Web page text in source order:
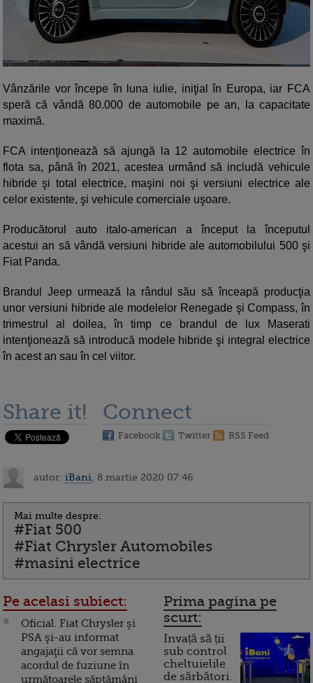
Vânzările vor începe în luna iulie, iniţial în Europa, iar FCA
speră că vândă 80.000 de automobile pe an, la capacitate
maximă.
FCA intenţionează să ajungă la 12 automobile electrice în
flota sa, până în 2021, acestea urmând să includă vehicule
hibride şi total electrice, maşini noi şi versiuni electrice ale
celor existente, şi vehicule comerciale uşoare.
Producătorul auto italo-american a început la începutul
acestui an să vândă versiuni hibride ale automobilului 500 şi
Fiat Panda.
Brandul Jeep urmează la rândul său să înceapă producţia
unor versiuni hibride ale modelelor Renegade şi Compass, în
trimestrul al doilea, în timp ce brandul de lux Maserati
intenţionează să introducă modele hibride şi integral electrice
în acest an sau în cel viitor.
Share it! Connect
Facebook Twitter RSS Feed
autor: iBani , 8 martie 2020 07:46
Mai multe despre:
#Fiat 500
#Fiat Chrysler Automobiles
#masini electrice
Pe acelasi subiect:
Oficial. Fiat Chrysler şi
PSA şi-au informat
angajaţii că vor semna
acordul de fuziune în
următoarele săptămâni
Prima pagina pe
scurt:
Invață să ții
sub control
cheltuielile
de sărbători.